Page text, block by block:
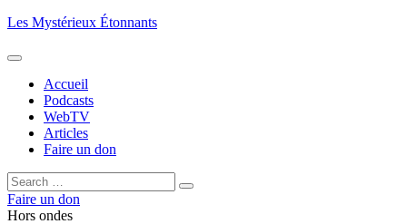
Aller
contenu
Les Mystérieux Étonnants
Accueil
Podcasts
WebTV
Articles
Faire un don
Rechercher :
Rechercher
Faire un don
Hors ondes